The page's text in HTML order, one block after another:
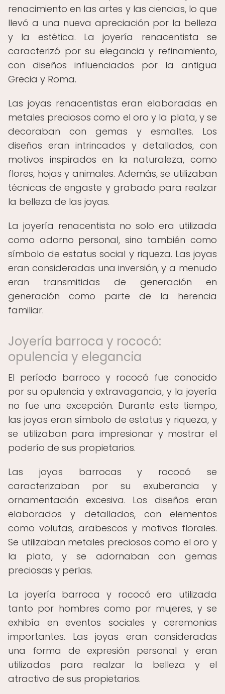
renacimiento en las artes y las ciencias, lo que
llevó a una nueva apreciación por la belleza
y la estética. La joyería renacentista se
caracterizó por su elegancia y refinamiento,
con diseños influenciados por la antigua
Grecia y Roma.
Las joyas renacentistas eran elaboradas en
metales preciosos como el oro y la plata, y se
decoraban con gemas y esmaltes. Los
diseños eran intrincados y detallados, con
motivos inspirados en la naturaleza, como
flores, hojas y animales. Además, se utilizaban
técnicas de engaste y grabado para realzar
la belleza de las joyas.
La joyería renacentista no solo era utilizada
como adorno personal, sino también como
símbolo de estatus social y riqueza. Las joyas
eran consideradas una inversión, y a menudo
eran transmitidas de generación en
generación como parte de la herencia
familiar.
Joyería barroca y rococó:
opulencia y elegancia
El período barroco y rococó fue conocido
por su opulencia y extravagancia, y la joyería
no fue una excepción. Durante este tiempo,
las joyas eran símbolo de estatus y riqueza, y
se utilizaban para impresionar y mostrar el
poderío de sus propietarios.
Las joyas barrocas y rococó se
caracterizaban por su exuberancia y
ornamentación excesiva. Los diseños eran
elaborados y detallados, con elementos
como volutas, arabescos y motivos florales.
Se utilizaban metales preciosos como el oro y
la plata, y se adornaban con gemas
preciosas y perlas.
La joyería barroca y rococó era utilizada
tanto por hombres como por mujeres, y se
exhibía en eventos sociales y ceremonias
importantes. Las joyas eran consideradas
una forma de expresión personal y eran
utilizadas para realzar la belleza y el
atractivo de sus propietarios.